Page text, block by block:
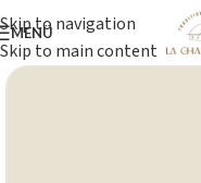
Skip to navigation
Skip to main content
MENÜ